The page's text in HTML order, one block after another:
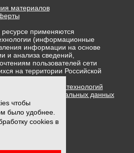
материалов
применяются
(информационные
информации на основе
и анализа сведений,
пользователей сети
на территории Российской
технологий
обработки персональных данных
cookie
чтобы
было удобнее.
cookies в